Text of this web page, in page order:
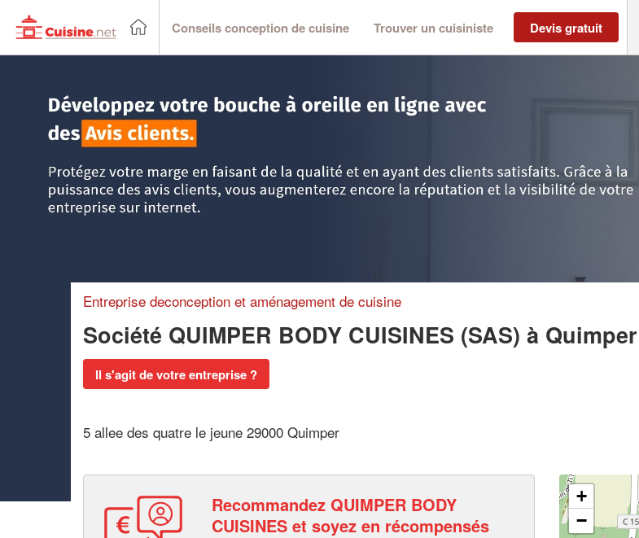
Conseils conception de cuisine Trouver un cuisiniste Devis gratuit
Entreprise deconception et aménagement de cuisine
Société QUIMPER BODY CUISINES (SAS) à Quimper
Il s'agit de votre entreprise ?
5 allee des quatre le jeune 29000 Quimper
Recommandez QUIMPER BODY
CUISINES et soyez en récompensés
+
−